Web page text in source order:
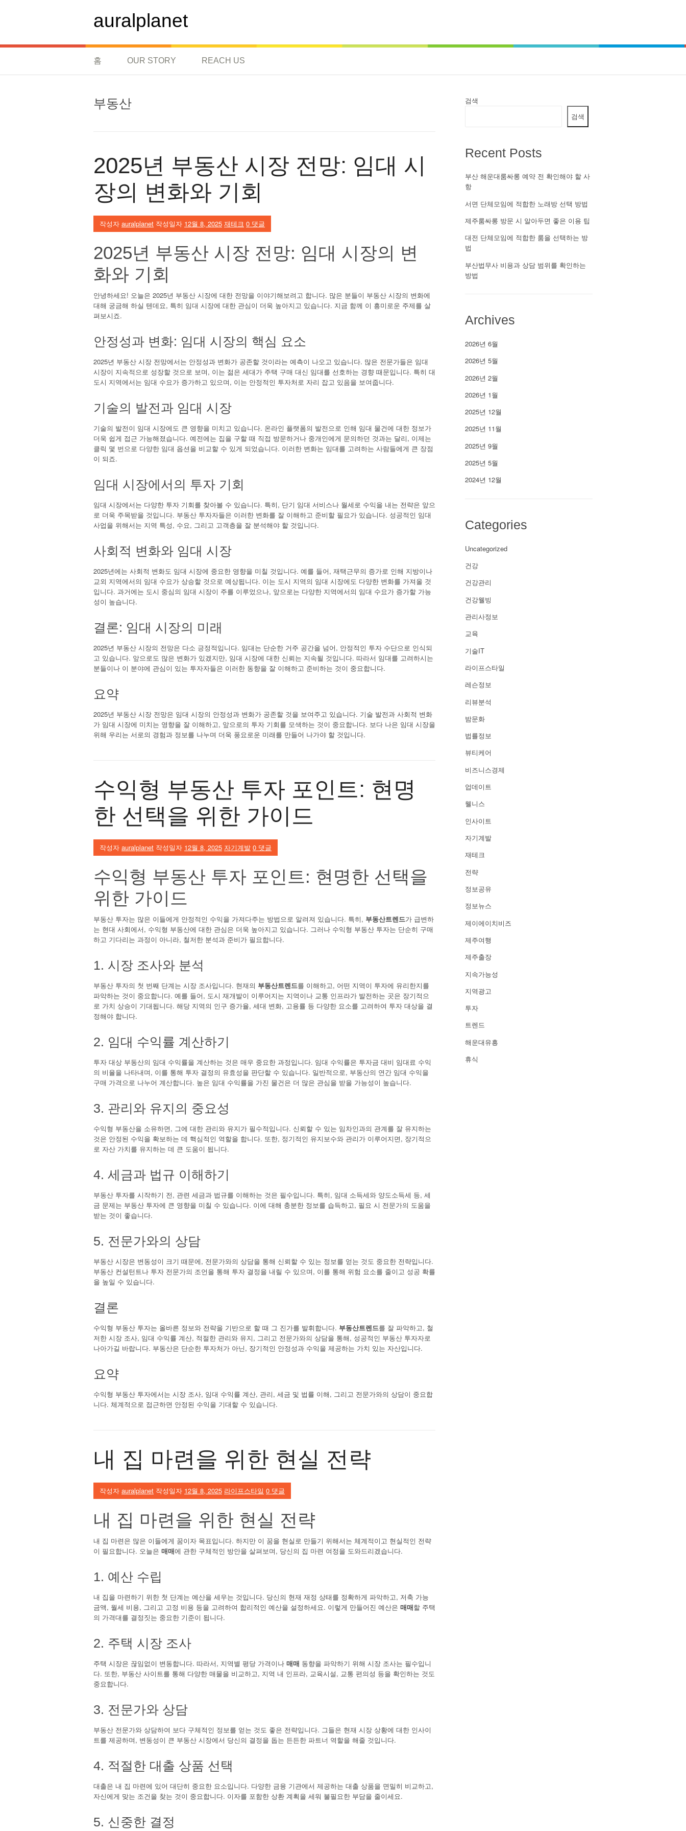
바
기
auralplanet
홈 OUR STORY REACH US
부동산
2025년 부동산 시장 전망: 임대 시
장의 변화와 기회
작성자 auralplanet 작성일자 12월 8, 2025 재테크 0 댓글
2025년 부동산 시장 전망: 임대 시장의 변
화와 기회
안녕하세요! 오늘은 2025년 부동산 시장에 대한 전망을 이야기해보려고 합니다. 많은 분들이 부동산 시장의 변화에
대해 궁금해 하실 텐데요, 특히 임대 시장에 대한 관심이 더욱 높아지고 있습니다. 지금 함께 이 흥미로운 주제를 살
펴보시죠.
안정성과 변화: 임대 시장의 핵심 요소
2025년 부동산 시장 전망에서는 안정성과 변화가 공존할 것이라는 예측이 나오고 있습니다. 많은 전문가들은 임대
시장이 지속적으로 성장할 것으로 보며, 이는 젊은 세대가 주택 구매 대신 임대를 선호하는 경향 때문입니다. 특히 대
도시 지역에서는 임대 수요가 증가하고 있으며, 이는 안정적인 투자처로 자리 잡고 있음을 보여줍니다.
기술의 발전과 임대 시장
기술의 발전이 임대 시장에도 큰 영향을 미치고 있습니다. 온라인 플랫폼의 발전으로 인해 임대 물건에 대한 정보가
더욱 쉽게 접근 가능해졌습니다. 예전에는 집을 구할 때 직접 방문하거나 중개인에게 문의하던 것과는 달리, 이제는
클릭 몇 번으로 다양한 임대 옵션을 비교할 수 있게 되었습니다. 이러한 변화는 임대를 고려하는 사람들에게 큰 장점
이 되죠.
임대 시장에서의 투자 기회
임대 시장에서는 다양한 투자 기회를 찾아볼 수 있습니다. 특히, 단기 임대 서비스나 월세로 수익을 내는 전략은 앞으
로 더욱 주목받을 것입니다. 부동산 투자자들은 이러한 변화를 잘 이해하고 준비할 필요가 있습니다. 성공적인 임대
사업을 위해서는 지역 특성, 수요, 그리고 고객층을 잘 분석해야 할 것입니다.
사회적 변화와 임대 시장
2025년에는 사회적 변화도 임대 시장에 중요한 영향을 미칠 것입니다. 예를 들어, 재택근무의 증가로 인해 지방이나
교외 지역에서의 임대 수요가 상승할 것으로 예상됩니다. 이는 도시 지역의 임대 시장에도 다양한 변화를 가져올 것
입니다. 과거에는 도시 중심의 임대 시장이 주를 이루었으나, 앞으로는 다양한 지역에서의 임대 수요가 증가할 가능
성이 높습니다.
결론: 임대 시장의 미래
2025년 부동산 시장의 전망은 다소 긍정적입니다. 임대는 단순한 거주 공간을 넘어, 안정적인 투자 수단으로 인식되
고 있습니다. 앞으로도 많은 변화가 있겠지만, 임대 시장에 대한 신뢰는 지속될 것입니다. 따라서 임대를 고려하시는
분들이나 이 분야에 관심이 있는 투자자들은 이러한 동향을 잘 이해하고 준비하는 것이 중요합니다.
요약
2025년 부동산 시장 전망은 임대 시장의 안정성과 변화가 공존할 것을 보여주고 있습니다. 기술 발전과 사회적 변화
가 임대 시장에 미치는 영향을 잘 이해하고, 앞으로의 투자 기회를 모색하는 것이 중요합니다. 보다 나은 임대 시장을
위해 우리는 서로의 경험과 정보를 나누며 더욱 풍요로운 미래를 만들어 나가야 할 것입니다.
수익형 부동산 투자 포인트: 현명
한 선택을 위한 가이드
작성자 auralplanet 작성일자 12월 8, 2025 자기계발 0 댓글
수익형 부동산 투자 포인트: 현명한 선택을
위한 가이드
부동산 투자는 많은 이들에게 안정적인 수익을 가져다주는 방법으로 알려져 있습니다. 특히, 부동산트렌드가 급변하
는 현대 사회에서, 수익형 부동산에 대한 관심은 더욱 높아지고 있습니다. 그러나 수익형 부동산 투자는 단순히 구매
하고 기다리는 과정이 아니라, 철저한 분석과 준비가 필요합니다.
1. 시장 조사와 분석
부동산 투자의 첫 번째 단계는 시장 조사입니다. 현재의 부동산트렌드를 이해하고, 어떤 지역이 투자에 유리한지를
파악하는 것이 중요합니다. 예를 들어, 도시 재개발이 이루어지는 지역이나 교통 인프라가 발전하는 곳은 장기적으
로 가치 상승이 기대됩니다. 해당 지역의 인구 증가율, 세대 변화, 고용률 등 다양한 요소를 고려하여 투자 대상을 결
정해야 합니다.
2. 임대 수익률 계산하기
투자 대상 부동산의 임대 수익률을 계산하는 것은 매우 중요한 과정입니다. 임대 수익률은 투자금 대비 임대료 수익
의 비율을 나타내며, 이를 통해 투자 결정의 유효성을 판단할 수 있습니다. 일반적으로, 부동산의 연간 임대 수익을
구매 가격으로 나누어 계산합니다. 높은 임대 수익률을 가진 물건은 더 많은 관심을 받을 가능성이 높습니다.
3. 관리와 유지의 중요성
수익형 부동산을 소유하면, 그에 대한 관리와 유지가 필수적입니다. 신뢰할 수 있는 임차인과의 관계를 잘 유지하는
것은 안정된 수익을 확보하는 데 핵심적인 역할을 합니다. 또한, 정기적인 유지보수와 관리가 이루어지면, 장기적으
로 자산 가치를 유지하는 데 큰 도움이 됩니다.
4. 세금과 법규 이해하기
부동산 투자를 시작하기 전, 관련 세금과 법규를 이해하는 것은 필수입니다. 특히, 임대 소득세와 양도소득세 등, 세
금 문제는 부동산 투자에 큰 영향을 미칠 수 있습니다. 이에 대해 충분한 정보를 습득하고, 필요 시 전문가의 도움을
받는 것이 좋습니다.
5. 전문가와의 상담
부동산 시장은 변동성이 크기 때문에, 전문가와의 상담을 통해 신뢰할 수 있는 정보를 얻는 것도 중요한 전략입니다.
부동산 컨설턴트나 투자 전문가의 조언을 통해 투자 결정을 내릴 수 있으며, 이를 통해 위험 요소를 줄이고 성공 확률
을 높일 수 있습니다.
결론
수익형 부동산 투자는 올바른 정보와 전략을 기반으로 할 때 그 진가를 발휘합니다. 부동산트렌드를 잘 파악하고, 철
저한 시장 조사, 임대 수익률 계산, 적절한 관리와 유지, 그리고 전문가와의 상담을 통해, 성공적인 부동산 투자자로
나아가길 바랍니다. 부동산은 단순한 투자처가 아닌, 장기적인 안정성과 수익을 제공하는 가치 있는 자산입니다.
요약
수익형 부동산 투자에서는 시장 조사, 임대 수익률 계산, 관리, 세금 및 법률 이해, 그리고 전문가와의 상담이 중요합
니다. 체계적으로 접근하면 안정된 수익을 기대할 수 있습니다.
내 집 마련을 위한 현실 전략
작성자 auralplanet 작성일자 12월 8, 2025 라이프스타일 0 댓글
내 집 마련을 위한 현실 전략
내 집 마련은 많은 이들에게 꿈이자 목표입니다. 하지만 이 꿈을 현실로 만들기 위해서는 체계적이고 현실적인 전략
이 필요합니다. 오늘은 매매에 관한 구체적인 방안을 살펴보며, 당신의 집 마련 여정을 도와드리겠습니다.
1. 예산 수립
내 집을 마련하기 위한 첫 단계는 예산을 세우는 것입니다. 당신의 현재 재정 상태를 정확하게 파악하고, 저축 가능
금액, 월세 비용, 그리고 고정 비용 등을 고려하여 합리적인 예산을 설정하세요. 이렇게 만들어진 예산은 매매할 주택
의 가격대를 결정짓는 중요한 기준이 됩니다.
2. 주택 시장 조사
주택 시장은 끊임없이 변동합니다. 따라서, 지역별 평당 가격이나 매매 동향을 파악하기 위해 시장 조사는 필수입니
다. 또한, 부동산 사이트를 통해 다양한 매물을 비교하고, 지역 내 인프라, 교육시설, 교통 편의성 등을 확인하는 것도
중요합니다.
3. 전문가와 상담
부동산 전문가와 상담하여 보다 구체적인 정보를 얻는 것도 좋은 전략입니다. 그들은 현재 시장 상황에 대한 인사이
트를 제공하며, 변동성이 큰 부동산 시장에서 당신의 결정을 돕는 든든한 파트너 역할을 해줄 것입니다.
4. 적절한 대출 상품 선택
대출은 내 집 마련에 있어 대단히 중요한 요소입니다. 다양한 금융 기관에서 제공하는 대출 상품을 면밀히 비교하고,
자신에게 맞는 조건을 찾는 것이 중요합니다. 이자를 포함한 상환 계획을 세워 불필요한 부담을 줄이세요.
5. 신중한 결정
검색
검색
Recent Posts
부산 해운대룸싸롱 예약 전 확인해야 할 사
항
서면 단체모임에 적합한 노래방 선택 방법
제주룸싸롱 방문 시 알아두면 좋은 이용 팁
대전 단체모임에 적합한 룸을 선택하는 방
법
부산법무사 비용과 상담 범위를 확인하는
방법
Archives
2026년 6월
2026년 5월
2026년 2월
2026년 1월
2025년 12월
2025년 11월
2025년 9월
2025년 5월
2024년 12월
Categories
Uncategorized
건강
건강관리
건강웰빙
관리사정보
교육
기술IT
라이프스타일
레슨정보
리뷰분석
밤문화
법률정보
뷰티케어
비즈니스경제
업데이트
웰니스
인사이트
자기계발
재테크
전략
정보공유
정보뉴스
제이에이치비즈
제주여행
제주출장
지속가능성
지역광고
투자
트렌드
해운대유흥
휴식